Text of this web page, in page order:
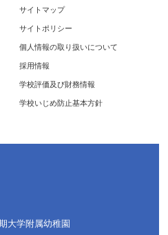
サイトマップ
サイトポリシー
個人情報の取り扱いについて
採用情報
学校評価及び財務情報
学校いじめ防止基本方針
大学附属幼稚園